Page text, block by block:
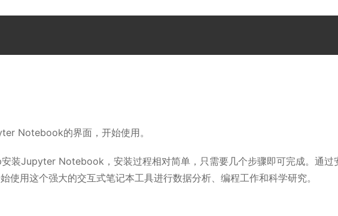
Notebook的界面，开始使用。
装Jupyter Notebook，安装过程相对简单，只需要几个步骤即可完成。通过
用这个强大的交互式笔记本工具进行数据分析、编程工作和科学研究。